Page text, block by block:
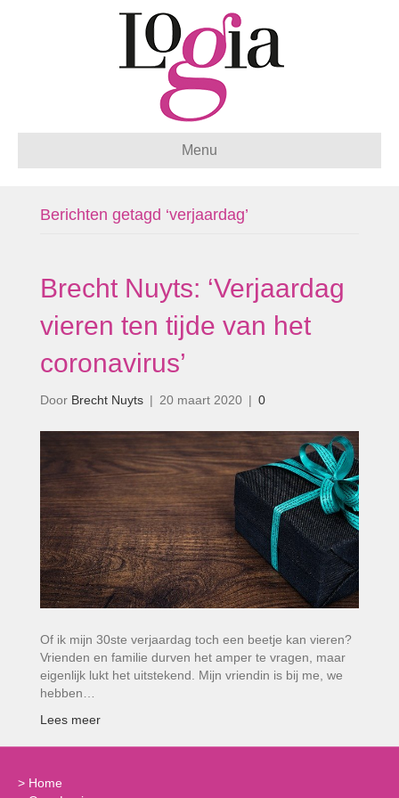
Menu
Berichten getagd ‘verjaardag’
Brecht Nuyts: ‘Verjaardag
vieren ten tijde van het
coronavirus’
Door Brecht Nuyts | 20 maart 2020 | 0
Of ik mijn 30ste verjaardag toch een beetje kan vieren?
Vrienden en familie durven het amper te vragen, maar
eigenlijk lukt het uitstekend. Mijn vriendin is bij me, we
hebben…
Lees meer
> Home